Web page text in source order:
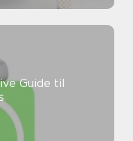
Guide til